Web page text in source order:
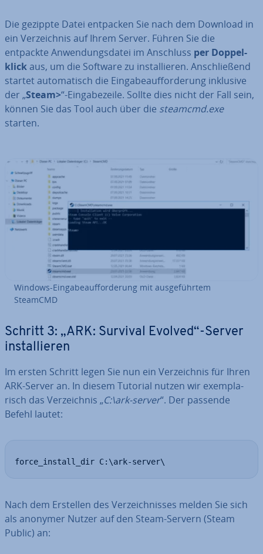
Die gezippte Datei entpacken Sie nach dem Download in
ein Ver­zeich­nis auf Ihrem Server. Führen Sie die
entpackte An­wen­dungs­da­tei im Anschluss per Dop­pel­
klickaus, um die Software zu in­stal­lie­ren. An­schlie­ßend
startet au­to­ma­tisch die Ein­ga­be­auf­for­de­rung inklusive
der „Steam>“-Ein­ga­be­zei­le. Sollte dies nicht der Fall sein,
können Sie das Tool auch über die steamcmd.exe
starten.
Windows-Ein­ga­be­auf­for­de­rung mit aus­ge­führ­tem
SteamCMD
Schritt 3: „ARK: Survival Evolved“-Server
in­stal­lie­ren
Im ersten Schritt legen Sie nun ein Ver­zeich­nis für Ihren
ARK-Server an. In diesem Tutorial nutzen wir ex­em­pla­
risch das Ver­zeich­nis „C:\ark-server“. Der passende
Befehl lautet:
force_install_dir C:\ark-server\
Nach dem Erstellen des Ver­zeich­nis­ses melden Sie sich
als anonymer Nutzer auf den Steam-Servern (Steam
Public) an: